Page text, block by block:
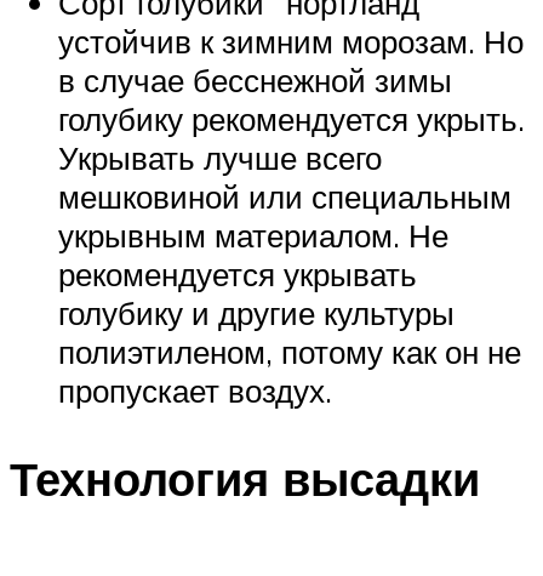
устойчив к зимним морозам. Но
в случае бесснежной зимы
голубику рекомендуется укрыть.
Укрывать лучше всего
мешковиной или специальным
укрывным материалом. Не
рекомендуется укрывать
голубику и другие культуры
полиэтиленом, потому как он не
пропускает воздух.
Технология высадки